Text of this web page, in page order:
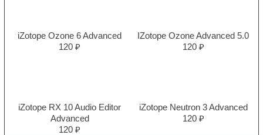
iZotope Ozone 6 Advanced
120 ₽
IZotope Ozone Advanced 5.0
120 ₽
iZotope RX 10 Audio Editor
Advanced
120 ₽
iZotope Neutron 3 Advanced
120 ₽